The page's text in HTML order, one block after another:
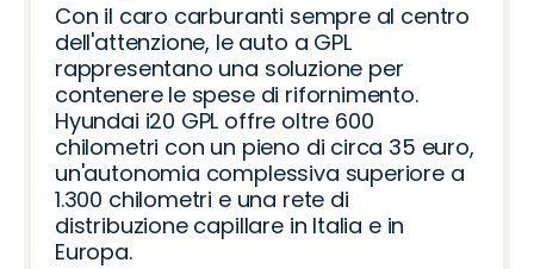
Con il caro carburanti sempre al centro
dell'attenzione, le auto a GPL
rappresentano una soluzione per
contenere le spese di rifornimento.
Hyundai i20 GPL offre oltre 600
chilometri con un pieno di circa 35 euro,
un'autonomia complessiva superiore a
1.300 chilometri e una rete di
distribuzione capillare in Italia e in
Europa.